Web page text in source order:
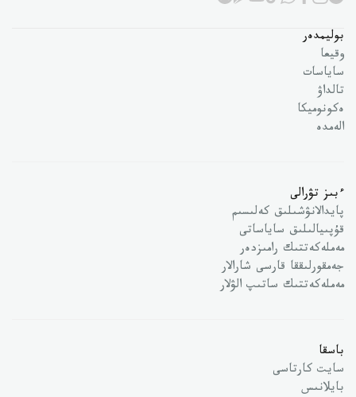
بوليمدەر
وقيعا
ساياسات
تالداۋ
ەكونوميكا
الەمدە
ءبىز تۋرالى
پايدالانۋشىلىق كەلىسىم
قۇپىيالىلىق ساياساتى
مەملەكەتتىك رامىزدەر
جەمقورلىققا قارسى شارالار
مەملەكەتتىك ساتىپ الۋلار
باسقا
سايت كارتاسى
بايلانىس